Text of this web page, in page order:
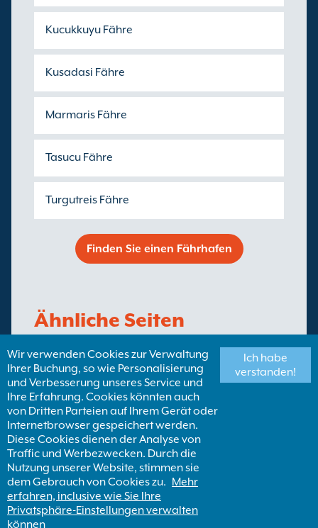
Kucukkuyu Fähre
Kusadasi Fähre
Marmaris Fähre
Tasucu Fähre
Turgutreis Fähre
Finden Sie einen Fährhafen
Ähnliche Seiten
Fähren von Türkei
Finden Sie eine Fähren Destination
Wir verwenden Cookies zur Verwaltung
Ihrer Buchung, so wie Personalisierung
und Verbesserung unseres Service und
Ihre Erfahrung. Cookies könnten auch
von Dritten Parteien auf Ihrem Gerät oder
Internetbrowser gespeichert werden.
Diese Cookies dienen der Analyse von
Traffic und Werbezwecken. Durch die
Nutzung unserer Website, stimmen sie
dem Gebrauch von Cookies zu. Mehr
erfahren, inclusive wie Sie Ihre
Privatsphäre-Einstellungen verwalten
können
Ich habe
verstanden!